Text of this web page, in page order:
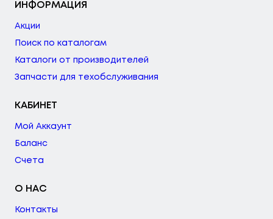
ИНФОРМАЦИЯ
Акции
Поиск по каталогам
Каталоги от производителей
Запчасти для техобслуживания
КАБИНЕТ
Мой Аккаунт
Баланс
Счета
О НАС
Контакты